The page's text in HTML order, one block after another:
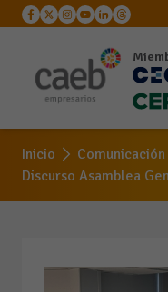
Inicio
Comunicación
Discurso Asamblea